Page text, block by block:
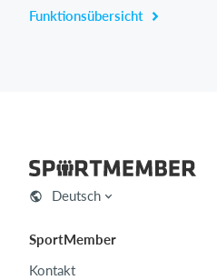
Funktionsübersicht
Deutsch
SportMember
Kontakt